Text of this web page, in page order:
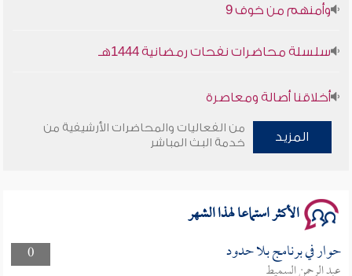
وأمنهم من خوف 9
سلسلة محاضرات نفحات رمضانية 1444هـ
أخلاقنا أصالة ومعاصرة
وأمنهم من خوف 9
المزيد
من الفعاليات والمحاضرات الأرشيفية من
خدمة البث المباشر
الأكثر استماعا لهذا الشهر
0 حوار في برنامج بلا حدود